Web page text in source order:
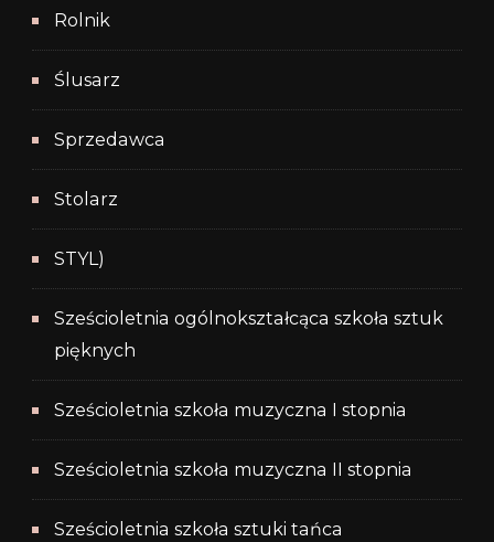
Rolnik
Ślusarz
Sprzedawca
Stolarz
STYL)
Sześcioletnia ogólnokształcąca szkoła sztuk
pięknych
Sześcioletnia szkoła muzyczna I stopnia
Sześcioletnia szkoła muzyczna II stopnia
Sześcioletnia szkoła sztuki tańca